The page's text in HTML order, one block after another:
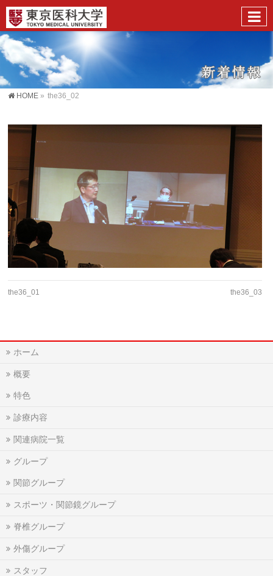
HOME » the36_02
the36_01 the36_03
ホーム
概要
特色
診療内容
関連病院一覧
グループ
関節グループ
スポーツ・関節鏡グループ
脊椎グループ
外傷グループ
スタッフ